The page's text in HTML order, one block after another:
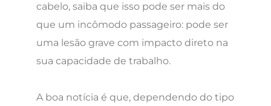
cabelo, saiba que isso pode ser mais do
que um incômodo passageiro: pode ser
uma lesão grave com impacto direto na
sua capacidade de trabalho.
A boa notícia é que, dependendo do tipo